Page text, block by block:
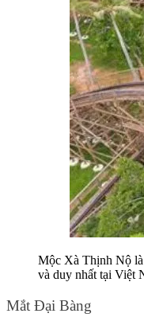
Mộc Xà Thịnh Nộ là
và duy nhất tại Việt
Mắt Đại Bàng